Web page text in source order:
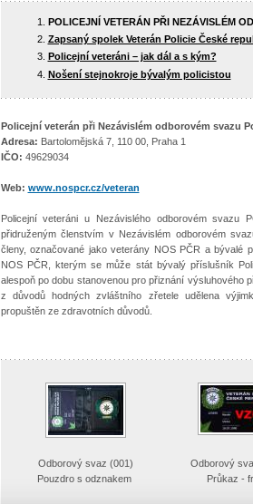
POLICEJNÍ VETERÁN PŘI NEZÁVISLÉM
Zapsaný spolek Veterán Policie České
Policejní veteráni – jak dál a s kým?
Nošení stejnokroje bývalým policistou
Policejní veterán při Nezávislém odborovém svazu
Adresa: Bartolomějská 7, 110 00, Praha 1
IČO: 49629034
Web: www.nospcr.cz/veteran
Policejní veteráni u Nezávislého odborovém svazu
přidruženým členstvím v Nezávislém odborovém
členy, označované jako veterány NOS PČR a bývalé
NOS PČR, kterým se může stát bývalý příslušník
alespoň po dobu stanovenou pro přiznání výsluhového
z důvodů hodných zvláštního zřetele udělena
propuštěn ze zdravotních důvodů.
Odborový svaz (001)
Pouzdro s odznakem
Odborový
Průkaz -